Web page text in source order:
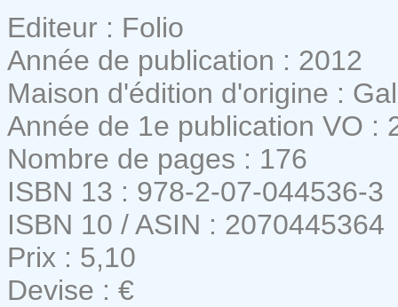
Editeur : Folio
Année de publication : 2012
Maison d'édition d'origine :
Année de 1e publication VO :
Nombre de pages : 176
ISBN 13 : 978-2-07-044536-3
ISBN 10 / ASIN : 2070445364
Prix : 5,10
Devise : €